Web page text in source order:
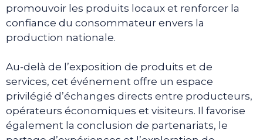
promouvoir les produits locaux et renforcer la
confiance du consommateur envers la
production nationale.
Au-delà de l’exposition de produits et de
services, cet événement offre un espace
privilégié d’échanges directs entre producteurs,
opérateurs économiques et visiteurs. Il favorise
également la conclusion de partenariats, le